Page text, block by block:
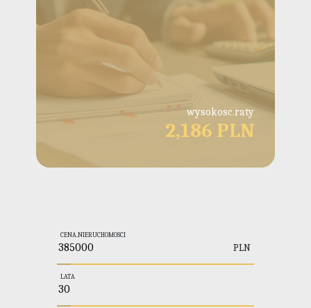
wysokosc.raty
2,186 PLN
CENA.NIERUCHOMOSCI
PLN
LATA